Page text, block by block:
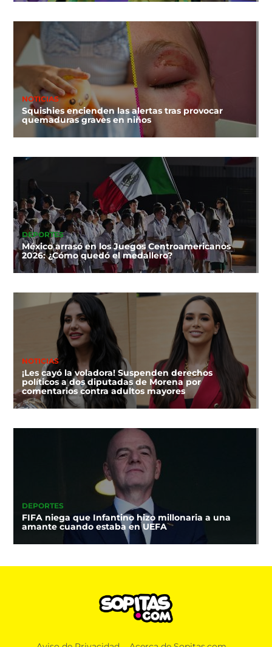
NOTICIAS
Squishies encienden las alertas tras provocar
quemaduras graves en niños
DEPORTES
México arrasó en los Juegos Centroamericanos
2026: ¿Cómo quedó el medallero?
NOTICIAS
¡Les cayó la voladora! Suspenden derechos
políticos a dos diputadas de Morena por
comentarios contra adultos mayores
DEPORTES
FIFA niega que Infantino hizo millonaria a una
amante cuando estaba en UEFA